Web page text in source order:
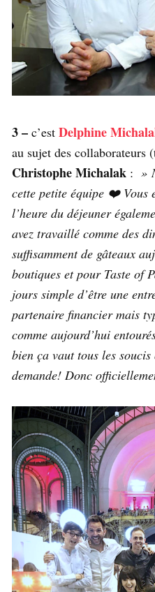
3 – c’est Delphine
au sujet des collaborateurs
Christophe Michalak : »
cette petite équipe ❤️ Vous
l’heure du déjeuner
avez travaillé comme des
suffisamment de gâteaux
boutiques et pour Taste of
jours simple d’être une
partenaire financier mais
comme aujourd’hui
bien ça vaut tous les
demande! Donc